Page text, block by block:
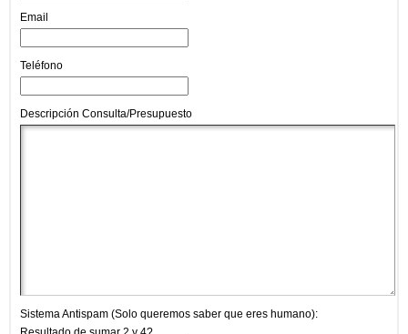
Email
Teléfono
Descripción Consulta/Presupuesto
Sistema Antispam (Solo queremos saber que eres humano):